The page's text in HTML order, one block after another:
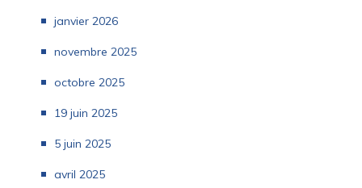
janvier 2026
novembre 2025
octobre 2025
19 juin 2025
5 juin 2025
avril 2025